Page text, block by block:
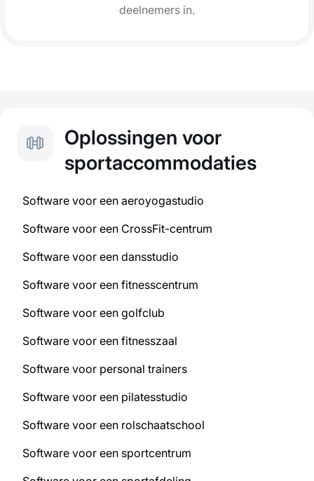
deelnemers in.
Oplossingen voor
sportaccommodaties
Software voor een aeroyogastudio
Software voor een CrossFit-centrum
Software voor een dansstudio
Software voor een fitnesscentrum
Software voor een golfclub
Software voor een fitnesszaal
Software voor personal trainers
Software voor een pilatesstudio
Software voor een rolschaatschool
Software voor een sportcentrum